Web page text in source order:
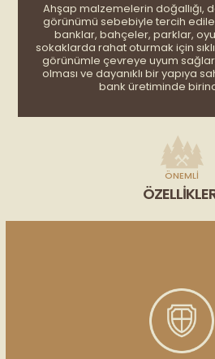
Ahşap malzemelerin doğallığı,
görünümü sebebiyle tercih
banklar, bahçeler, parklar,
sokaklarda rahat oturmak için
görünümle çevreye uyum
olması ve dayanıklı bir yapıya
bank üretiminde
ÖNEMLI